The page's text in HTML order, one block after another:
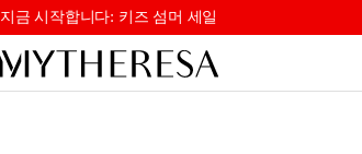
지금 시작합니다: 키즈 섬머 세일